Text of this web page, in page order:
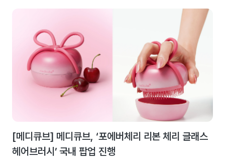
[메디큐브] 메디큐브, ‘포에버체리 리본 체리 글래스
헤어브러시’ 국내 팝업 진행